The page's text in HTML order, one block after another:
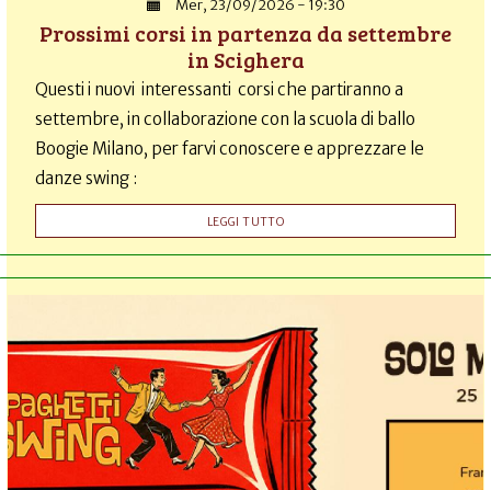
Mer, 23/09/2026 - 19:30
Prossimi corsi in partenza da settembre
in Scighera
Questi i nuovi interessanti corsi che partiranno a
settembre, in collaborazione con la scuola di ballo
Boogie Milano, per farvi conoscere e apprezzare le
danze swing :
LEGGI TUTTO